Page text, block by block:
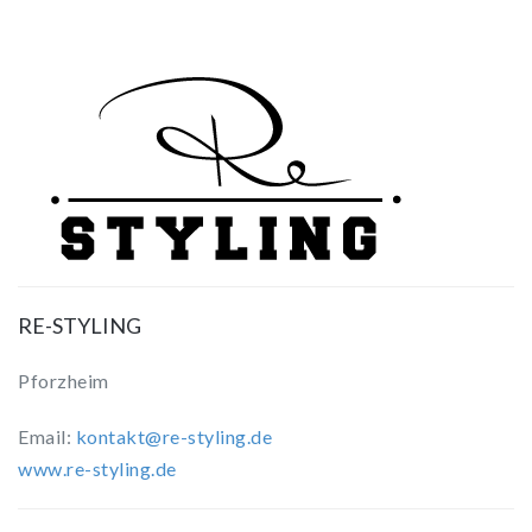
RE-STYLING
Pforzheim
Email: kontakt@re-styling.de
www.re-styling.de